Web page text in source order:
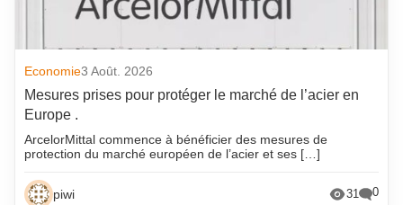
Economie3 Août. 2026
Mesures prises pour protéger le marché de l’acier en
Europe .
ArcelorMittal commence à bénéficier des mesures de
protection du marché européen de l’acier et ses […]
piwi 31 0